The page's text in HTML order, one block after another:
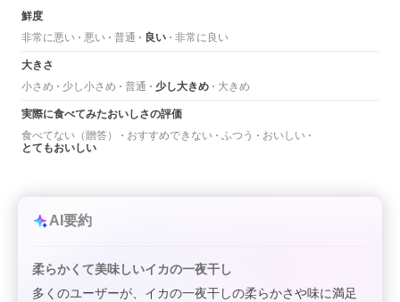
鮮度
非常に悪い
悪い 普通 良い 非常に良い
大きさ
小さめ
少し小さめ 普通 少し大きめ 大きめ
実際に食べてみたおいしさの評価
食べてない（贈答）
おすすめできない ふつう
おいしい
とてもおいしい
AI要約
柔らかくて美味しいイカの一夜干し
多くのユーザーが、イカの一夜干しの柔らかさや味に満足